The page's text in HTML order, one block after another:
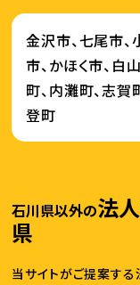
金沢市、七尾市、
市、かほく市、白
町、内灘町、志賀
登町
石川県以外の法
県
当サイトがご提案す